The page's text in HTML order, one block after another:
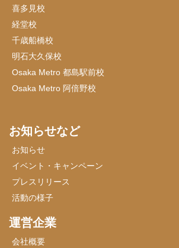
喜多見校
経堂校
千歳船橋校
明石大久保校
Osaka Metro 都島駅前校
Osaka Metro 阿倍野校
お知らせなど
お知らせ
イベント・キャンペーン
プレスリリース
活動の様子
運営企業
会社概要